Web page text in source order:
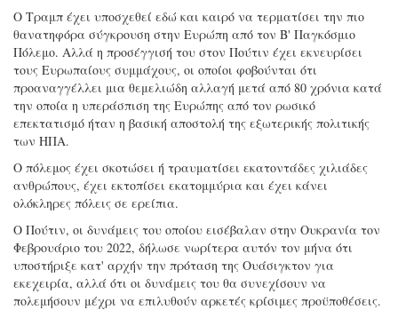
Ο Τραμπ έχει υποσχεθεί εδώ και καιρό να τερματίσει την πιο
θανατηφόρα σύγκρουση στην Ευρώπη από τον Β' Παγκόσμιο
Πόλεμο. Αλλά η προσέγγισή του στον Πούτιν έχει εκνευρίσει
τους Ευρωπαίους συμμάχους, οι οποίοι φοβούνται ότι
προαναγγέλλει μια θεμελιώδη αλλαγή μετά από 80 χρόνια κατά
την οποία η υπεράσπιση της Ευρώπης από τον ρωσικό
επεκτατισμό ήταν η βασική αποστολή της εξωτερικής πολιτικής
των ΗΠΑ.
Ο πόλεμος έχει σκοτώσει ή τραυματίσει εκατοντάδες χιλιάδες
ανθρώπους, έχει εκτοπίσει εκατομμύρια και έχει κάνει
ολόκληρες πόλεις σε ερείπια.
Ο Πούτιν, οι δυνάμεις του οποίου εισέβαλαν στην Ουκρανία τον
Φεβρουάριο του 2022, δήλωσε νωρίτερα αυτόν τον μήνα ότι
υποστήριξε κατ' αρχήν την πρόταση της Ουάσιγκτον για
εκεχειρία, αλλά ότι οι δυνάμεις του θα συνεχίσουν να
πολεμήσουν μέχρι να επιλυθούν αρκετές κρίσιμες προϋποθέσεις.